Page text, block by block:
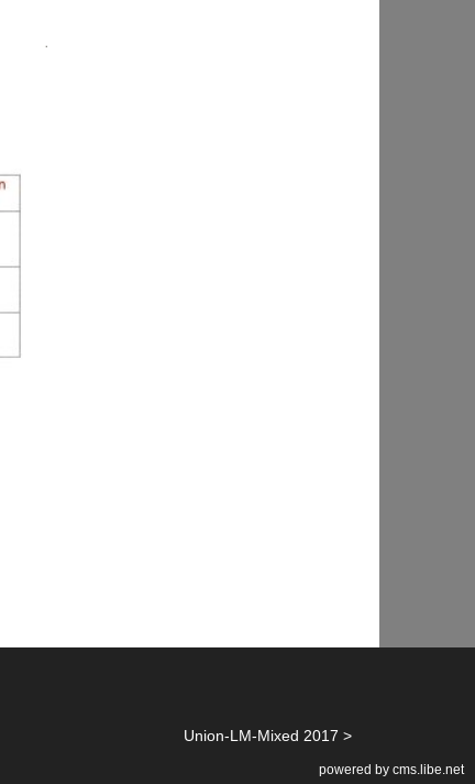
Union-LM-Mixed 2017
powered by cms.libe.net